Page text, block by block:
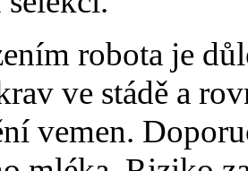
robota je
ve stádě a
vemen.